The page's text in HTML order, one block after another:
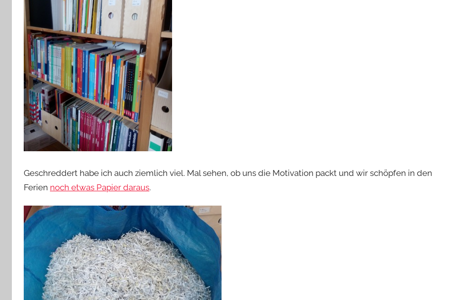
Geschreddert habe ich auch ziemlich viel. Mal sehen, ob uns die Motivation packt und wir schöpfen in den
Ferien noch etwas Papier daraus.